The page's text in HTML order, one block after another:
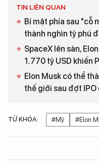
TIN LIÊN QUAN
Bí mật phía sau "cỗ
thành nghìn tỷ phú
SpaceX lên sàn,
1.770 tỷ USD khiến
Elon Musk có thể
thế giới sau đợt IPO
TỪ KHÓA: #Mỹ #Elon